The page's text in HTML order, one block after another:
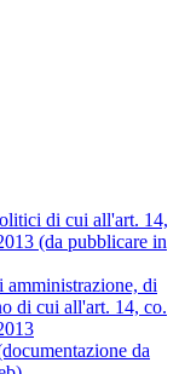
di cui all'art. 14,
(da pubblicare in
di
di cui all'art. 14, co.
da